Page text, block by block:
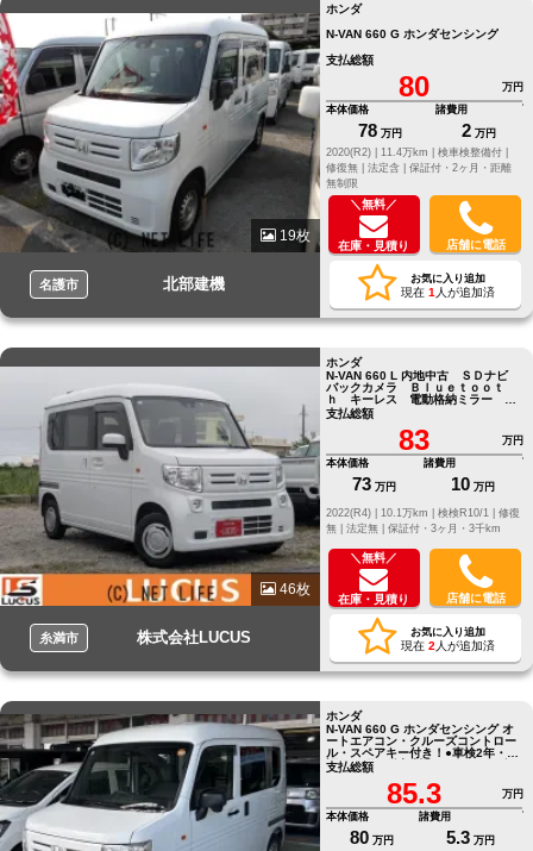
19枚
名護市 北部建機
ホンダ
N-VAN 660 G ホンダセンシング
支払総額
80
万円
本体価格
78 万円
諸費用
2 万円
2020(R2) |
11.4万km |
検車検整備付 |
修復無 | 法定含 | 保証付・2ヶ月・距離
無制限
＼無料／
在庫・見積り 店舗に電話
お気に入り追加
現在 1 人が追加済
46枚
糸満市 株式会社LUCUS
ホンダ
N-VAN 660 L 内地中古 ＳＤナビ
バックカメラ Ｂｌｕｅｔｏｏｔ
ｈ キーレス 電動格納ミラー Ｃ
Ｄ・ＤＶＤ
支払総額
83
万円
本体価格
73 万円
諸費用
10 万円
修復
無 | 法定無 | 保証付・3ヶ月・3千km
＼無料／
在庫・見積り 店舗に電話
お気に入り追加
現在 2 人が追加済
ホンダ
N-VAN 660 G ホンダセンシング オ
ートエアコン・クルーズコントロー
ル・スペアキー付き！●車検2年・保
証24ケ月・追加料金なしでアンダ
支払総額
85.3
万円
本体価格
80 万円
諸費用
5.3 万円